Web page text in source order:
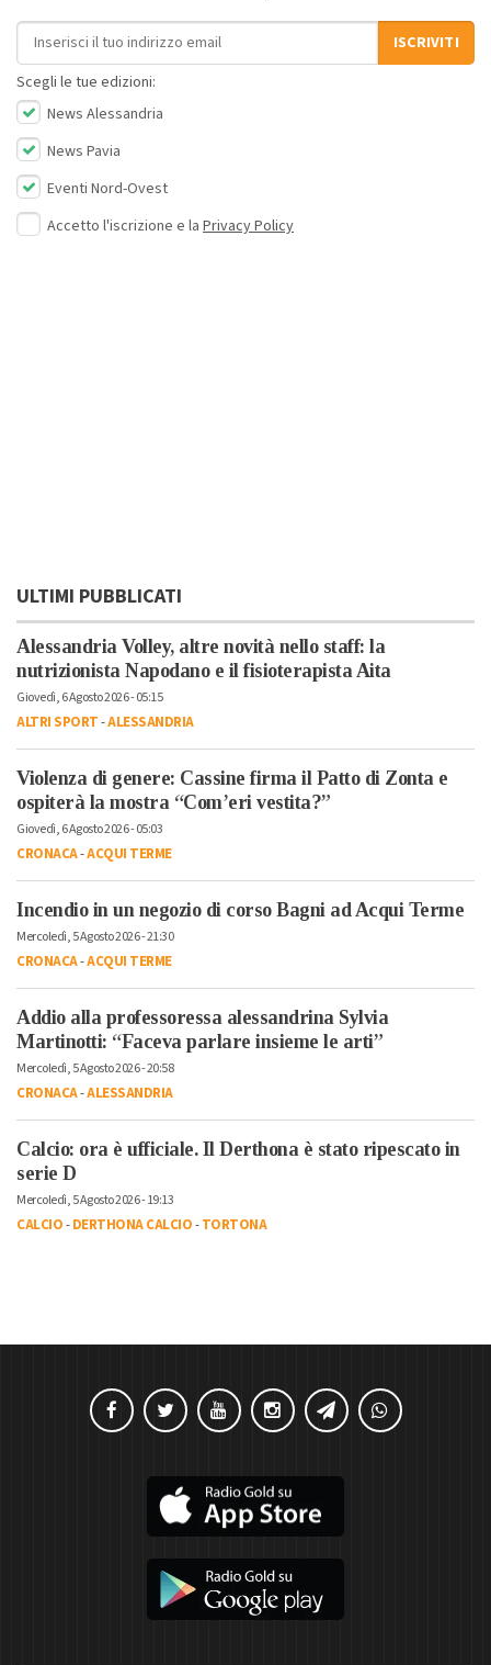
Indirizzo email
ISCRIVITI
Scegli le tue edizioni:
News Alessandria
News Pavia
Eventi Nord-Ovest
Accetto l'iscrizione e la Privacy Policy
ULTIMI PUBBLICATI
Alessandria Volley, altre novità nello staff: la
nutrizionista Napodano e il fisioterapista Aita
Giovedì, 6 Agosto 2026 - 05:15
ALTRI SPORT-ALESSANDRIA
Violenza di genere: Cassine firma il Patto di Zonta e
ospiterà la mostra “Com’eri vestita?”
Giovedì, 6 Agosto 2026 - 05:03
CRONACA-ACQUI TERME
Incendio in un negozio di corso Bagni ad Acqui Terme
Mercoledì, 5 Agosto 2026 - 21:30
CRONACA-ACQUI TERME
Addio alla professoressa alessandrina Sylvia
Martinotti: “Faceva parlare insieme le arti”
Mercoledì, 5 Agosto 2026 - 20:58
CRONACA-ALESSANDRIA
Calcio: ora è ufficiale. Il Derthona è stato ripescato in
serie D
Mercoledì, 5 Agosto 2026 - 19:13
CALCIO-DERTHONA CALCIO-TORTONA